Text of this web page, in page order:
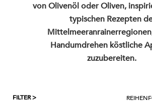
von Olivenöl oder Oliven,
typischen Rezepten
Handumdrehen köstliche
zuzubereiten.
FILTER >